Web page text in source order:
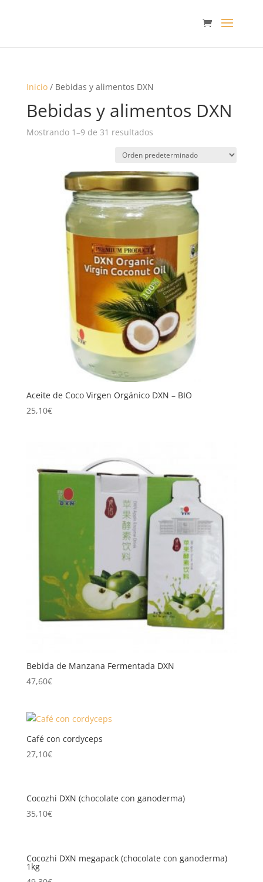
Inicio/ Bebidas y alimentos DXN
Bebidas y alimentos DXN
Mostrando 1–9 de 31 resultados
Aceite de Coco Virgen Orgánico DXN – BIO
25,10€
Bebida de Manzana Fermentada DXN
47,60€
Café con cordyceps
27,10€
Cocozhi DXN (chocolate con ganoderma)
35,10€
Cocozhi DXN megapack (chocolate con ganoderma)
1kg